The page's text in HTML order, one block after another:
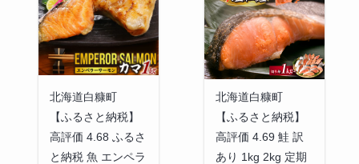
北海道白糠町
【ふるさと納税】
高評価 4.68 ふるさ
と納税 魚 エンペラ
北海道白糠町
【ふるさと納税】
高評価 4.69 鮭 訳
あり 1kg 2kg 定期